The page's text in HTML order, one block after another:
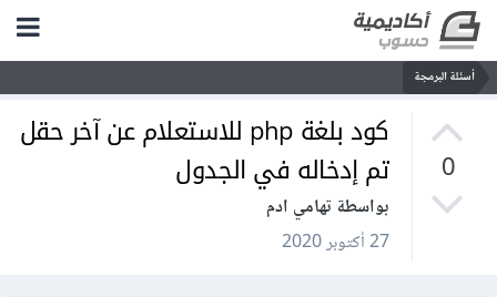
أسئلة البرمجة
0
كود بلغة php للاستعلام عن آخر حقل
تم إدخاله في الجدول
بواسطة تهامي ادم
27 أكتوبر 2020